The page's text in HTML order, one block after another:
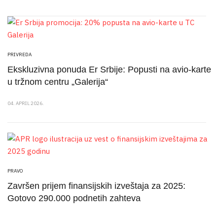
PRIVREDA
Ekskluzivna ponuda Er Srbije: Popusti na avio-karte
u tržnom centru „Galerija“
04. APRIL 2026.
PRAVO
Završen prijem finansijskih izveštaja za 2025:
Gotovo 290.000 podnetih zahteva